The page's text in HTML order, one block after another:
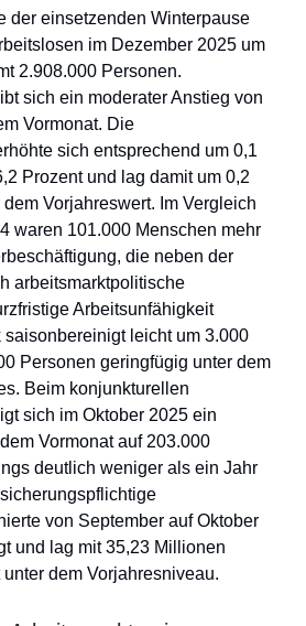
der einsetzenden Winterpause
im Dezember 2025 um
2.908.000 Personen.
sich ein moderater Anstieg von
Vormonat. Die
sich entsprechend um 0,1
Prozent und lag damit um 0,2
Vorjahreswert. Im Vergleich
waren 101.000 Menschen mehr
die neben der
arbeitsmarktpolitische
Arbeitsunfähigkeit
saisonbereinigt leicht um 3.000
Personen geringfügig unter dem
Beim konjunkturellen
sich im Oktober 2025 ein
Vormonat auf 203.000
deutlich weniger als ein Jahr
von September auf Oktober
und lag mit 35,23 Millionen
dem Vorjahresniveau.